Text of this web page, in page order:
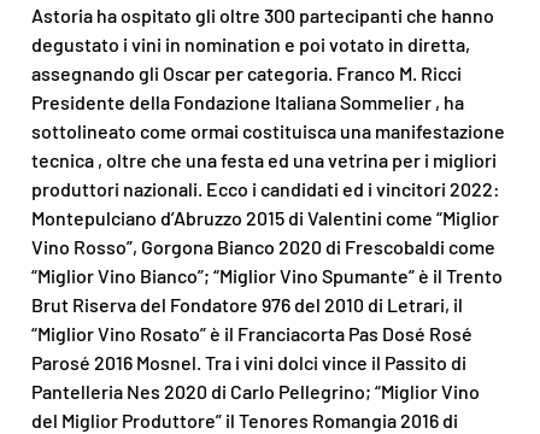
Astoria ha ospitato gli oltre 300 partecipanti che hanno
degustato i vini in nomination e poi votato in diretta,
assegnando gli Oscar per categoria. Franco M. Ricci
Presidente della Fondazione Italiana Sommelier , ha
sottolineato come ormai costituisca una manifestazione
tecnica , oltre che una festa ed una vetrina per i migliori
produttori nazionali. Ecco i candidati ed i vincitori 2022:
Montepulciano d’Abruzzo 2015 di Valentini come “Miglior
Vino Rosso”, Gorgona Bianco 2020 di Frescobaldi come
“Miglior Vino Bianco”; “Miglior Vino Spumante” è il Trento
Brut Riserva del Fondatore 976 del 2010 di Letrari, il
“Miglior Vino Rosato” è il Franciacorta Pas Dosé Rosé
Parosé 2016 Mosnel. Tra i vini dolci vince il Passito di
Pantelleria Nes 2020 di Carlo Pellegrino; “Miglior Vino
del Miglior Produttore” il Tenores Romangia 2016 di